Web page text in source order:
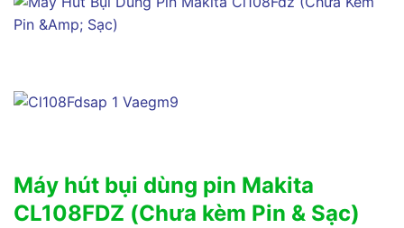
Máy hút bụi dùng pin Makita
CL108FDZ (Chưa kèm Pin & Sạc)